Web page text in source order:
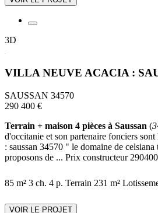
3D
VILLA NEUVE ACACIA :
SAUSSAN 34570
290 400 €
Terrain + maison 4 pièces à Saussan (
d'occitanie et son partenaire fonciers
: saussan 34570 " le domaine de
proposons de ... Prix constructeur
85 m² 3 ch. 4 p. Terrain 231 m²
VOIR LE PROJET